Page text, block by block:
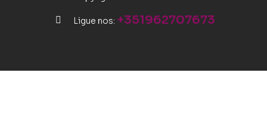
Ligue nos: +351962707673